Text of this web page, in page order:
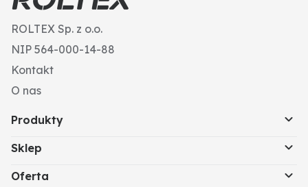
ROLTEX Sp. z o.o.
NIP 564-000-14-88
Kontakt
O nas
Produkty
Sklep
Oferta